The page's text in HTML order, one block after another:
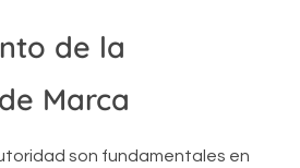
de la
Marca
son fundamentales en